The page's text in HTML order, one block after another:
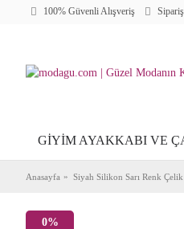
100% Güvenli Alışveriş
GİYİM AYAKKABI VE
Anasayfa Siyah Silikon Sarı Renk
0%